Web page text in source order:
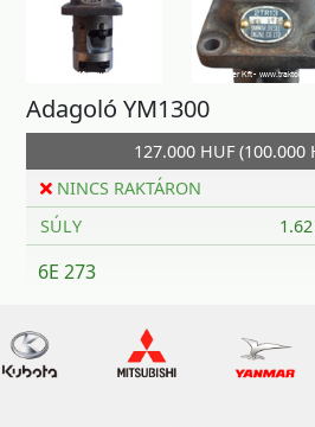
Adagoló YM1300
127.000 HUF (100.000
NINCS RAKTÁRON
SÚLY
6E 273